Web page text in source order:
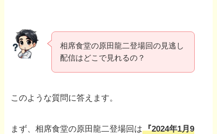
相席食堂の原田龍二登場回の見逃し
配信はどこで見れるの？
このような質問に答えます。
まず、相席食堂の原田龍二登場回は『2024年1月9